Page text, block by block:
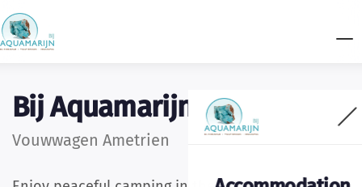
Bij Aquamarijn
Vouwwagen Ametrien